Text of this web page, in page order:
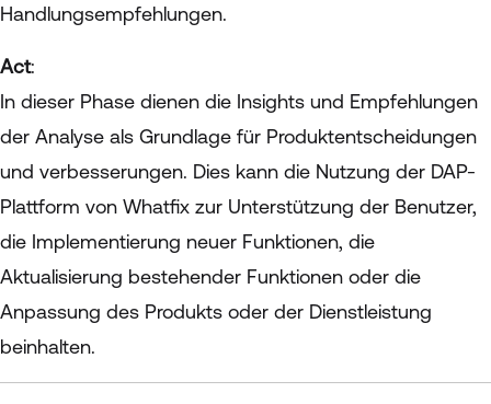
Handlungsempfehlungen.
Act:
In dieser Phase dienen die Insights und Empfehlungen
der Analyse als Grundlage für Produktentscheidungen
und verbesserungen. Dies kann die Nutzung der DAP-
Plattform von Whatfix zur Unterstützung der Benutzer,
die Implementierung neuer Funktionen, die
Aktualisierung bestehender Funktionen oder die
Anpassung des Produkts oder der Dienstleistung
beinhalten.